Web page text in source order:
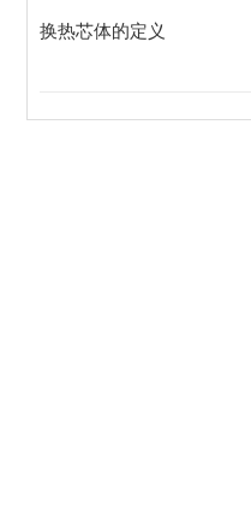
换热芯体的定义